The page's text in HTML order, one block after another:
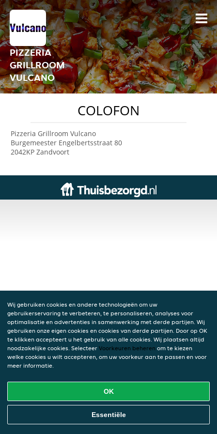
PIZZERIA
GRILLROOM
VULCANO
COLOFON
Pizzeria Grillroom Vulcano
Burgemeester Engelbertsstraat 80
2042KP Zandvoort
Wij gebruiken cookies en andere technologieën om uw
gebruikerservaring te verbeteren, te personaliseren, analyses voor
optimalisatie en advertenties in samenwerking met derde partijen. Wij
gebruiken onze eigen cookies en cookies van derde partijen. Door op OK
te klikken accepteert u het gebruik van alle cookies. Wij plaatsen altijd
noodzakelijke cookies. Selecteer Voorkeuren beheren om te kiezen
welke cookies u wilt accepteren, om uw voorkeur aan te passen en voor
meer informatie.
OK
Essentiële